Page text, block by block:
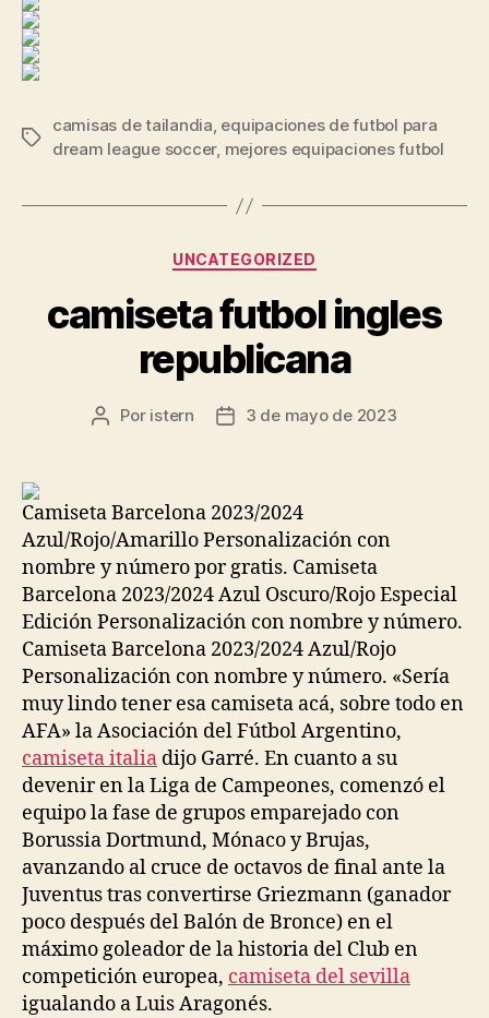
Etiquetas
camisas de tailandia, equipaciones de futbol para
dream league soccer, mejores equipaciones futbol
Categorías
UNCATEGORIZED
camiseta futbol ingles
republicana
Autor
Por istern
Fecha3 de mayo de 2023
Camiseta Barcelona 2023/2024
Azul/Rojo/Amarillo Personalización con
nombre y número por gratis. Camiseta
Barcelona 2023/2024 Azul Oscuro/Rojo Especial
Edición Personalización con nombre y número.
Camiseta Barcelona 2023/2024 Azul/Rojo
Personalización con nombre y número. «Sería
muy lindo tener esa camiseta acá, sobre todo en
AFA» la Asociación del Fútbol Argentino,
camiseta italia dijo Garré. En cuanto a su
devenir en la Liga de Campeones, comenzó el
equipo la fase de grupos emparejado con
Borussia Dortmund, Mónaco y Brujas,
avanzando al cruce de octavos de final ante la
Juventus tras convertirse Griezmann (ganador
poco después del Balón de Bronce) en el
máximo goleador de la historia del Club en
competición europea, camiseta del sevilla
igualando a Luis Aragonés.